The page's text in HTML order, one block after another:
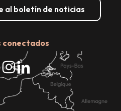
al boletín de noticias
conectados